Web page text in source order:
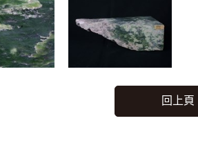
回上頁